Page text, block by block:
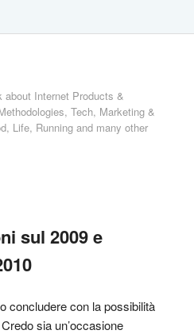
about Internet Products &
Tech, Marketing &
Life, Running and many other
sul 2009 e
concludere con la possibilità
sia un’occasione